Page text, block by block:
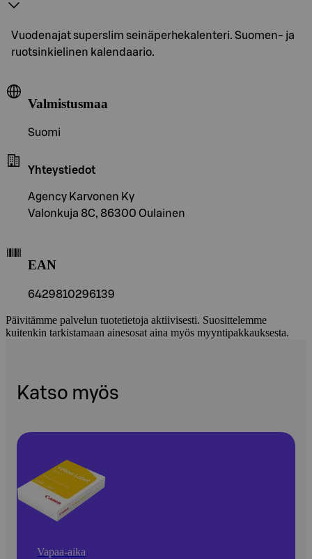
Vuodenajat superslim seinäperhekalenteri. Suomen- ja
ruotsinkielinen kalendaario.
Valmistusmaa
Suomi
Yhteystiedot
Agency Karvonen Ky
Valonkuja 8C, 86300 Oulainen
EAN
6429810296139
Päivitämme palvelun tuotetietoja aktiivisesti. Suosittelemme
kuitenkin tarkistamaan ainesosat aina myös myyntipakkauksesta.
Katso myös
Vapaa-aika